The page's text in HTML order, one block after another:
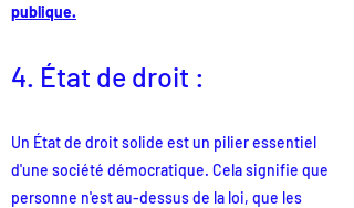
publique.
4. État de droit :
Un État de droit solide est un pilier essentiel
d'une société démocratique. Cela signifie que
personne n'est au-dessus de la loi, que les